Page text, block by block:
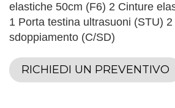
elastiche 50cm (F6) 2 Cinture
1 Porta testina ultrasuoni (STU)
sdoppiamento (C/SD)
RICHIEDI UN PREVENTIVO